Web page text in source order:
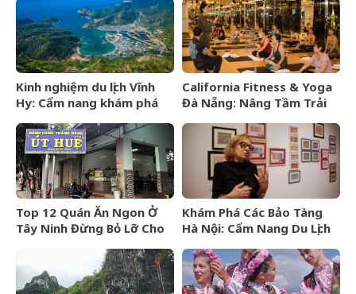
Kinh nghiệm du lịch Vĩnh
Hy: Cẩm nang khám phá
Ninh Thuận
California Fitness & Yoga
Đà Nẵng: Nâng Tầm Trải
Top 12 Quán Ăn Ngon Ở
Tây Ninh Đừng Bỏ Lỡ Cho
Khám Phá Các Bảo Tàng
Hà Nội: Cẩm Nang Du Lịch